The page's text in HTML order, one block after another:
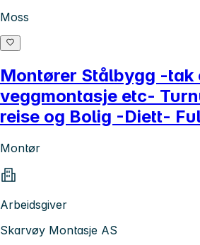
Moss
Montører Stålbygg -tak
veggmontasje etc-
reise og Bolig -Diett-
Montør
Arbeidsgiver
Skarvøy Montasje AS